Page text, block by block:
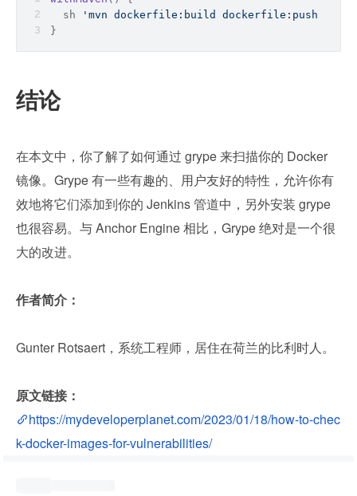
  sh
'mvn dockerfile:build dockerfile:push
}
结论
在本文中，你了解了如何通过 grype 来扫描你的 Docker
镜像。Grype 有一些有趣的、用户友好的特性，允许你有
效地将它们添加到你的 Jenkins 管道中，另外安装 grype
也很容易。与 Anchor Engine 相比，Grype 绝对是一个很
大的改进。
作者简介：
Gunter Rotsaert，系统工程师，居住在荷兰的比利时人。
原文链接：
https://mydeveloperplanet.com/2023/01/18/how-to-chec
k-docker-images-for-vulnerabilities/